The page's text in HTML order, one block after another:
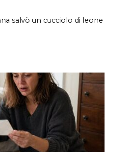
salvò un cucciolo di leone